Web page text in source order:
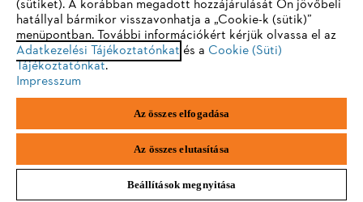
Adatvédelem Impresszum Cookie tájékoztató
Jogi információk
Andreas Stihl Kereskedelmi Kft.
Székhely: H-2051 Biatorbágy-Budapark
eine optimale Nutzung unserer Seite empfehlen wir Ihnen, zu
einem der folgenden Browser zu wechseln:
Firefox Chrome
(sütiket). A korábban megadott hozzájárulását Ön jövőbeli
hatállyal bármikor visszavonhatja a „Cookie-k (sütik)”
menüpontban. További információkért kérjük olvassa el az
Adatkezelési Tájékoztatónkat és a Cookie (Süti)
Tájékoztatónkat.
Impresszum
Az összes elfogadása
Az összes elutasítása
Beállítások megnyitása